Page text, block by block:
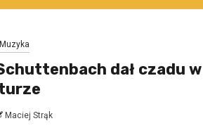
Muzyka
dał czadu w
Maciej Strąk